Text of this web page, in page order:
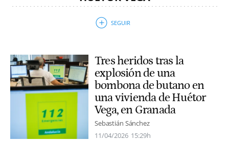
Tres heridos tras la
explosión de una
bombona de butano en
una vivienda de Huétor
Vega, en Granada
Sebastián Sánchez
11/04/2026 15:29h